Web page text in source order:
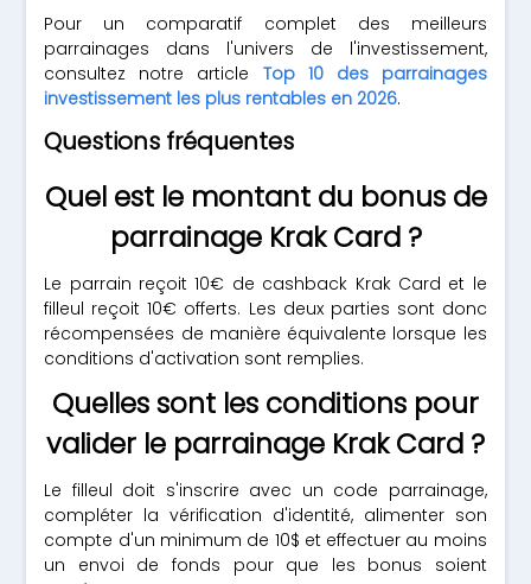
Pour un comparatif complet des meilleurs
parrainages dans l'univers de l'investissement,
consultez notre article Top 10 des parrainages
investissement les plus rentables en 2026.
Questions fréquentes
Quel est le montant du bonus de
parrainage Krak Card ?
Le parrain reçoit 10€ de cashback Krak Card et le
filleul reçoit 10€ offerts. Les deux parties sont donc
récompensées de manière équivalente lorsque les
conditions d'activation sont remplies.
Quelles sont les conditions pour
valider le parrainage Krak Card ?
Le filleul doit s'inscrire avec un code parrainage,
compléter la vérification d'identité, alimenter son
compte d'un minimum de 10$ et effectuer au moins
un envoi de fonds pour que les bonus soient